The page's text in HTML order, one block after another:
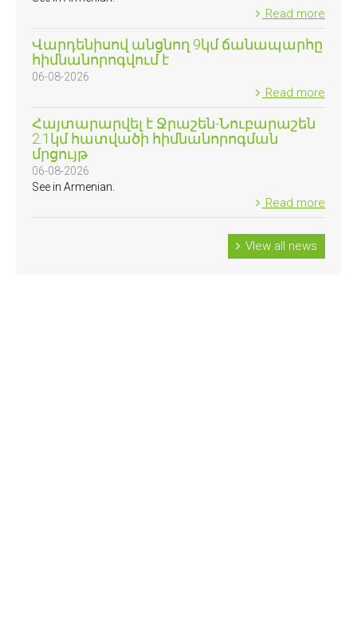
Read more
Վարդենիսով անցնող 9կմ ճանապարհը
հիմնանորոգվում է
06-08-2026
Read more
Հայտարարվել է Ջրաշեն-Նուբարաշեն
2.1կմ հատվածի հիմնանորոգման
մրցույթ
06-08-2026
See in Armenian.
Read more
VIew all news